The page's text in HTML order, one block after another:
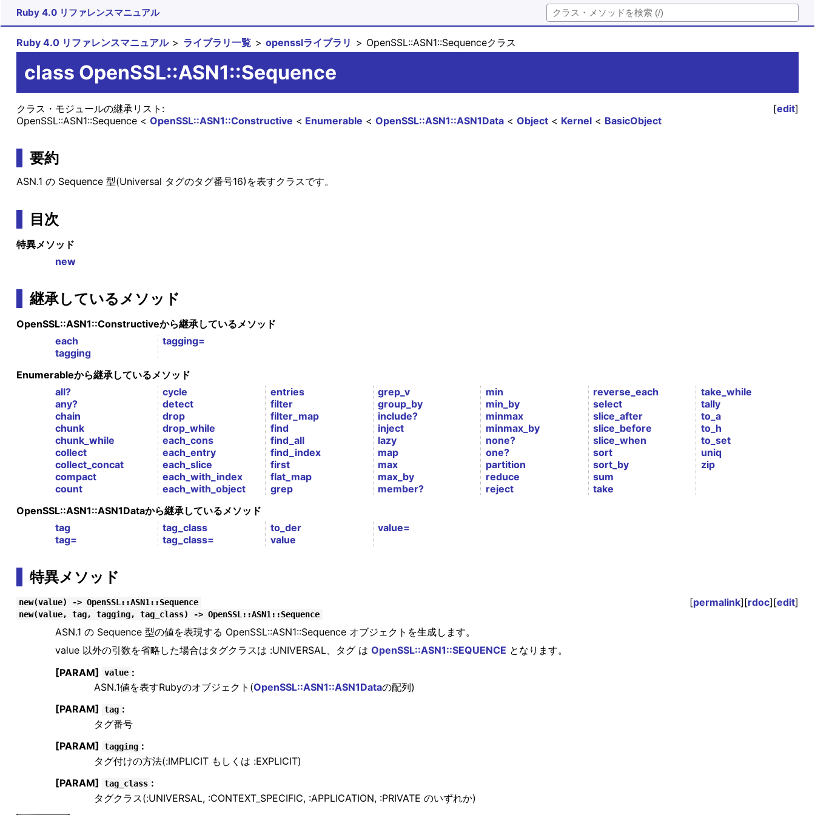
Ruby 4.0 リファレンスマニュアル
Ruby 4.0 リファレンスマニュアル ライブラリ一覧 opensslライブラリ OpenSSL::ASN1::Sequenceクラス
class OpenSSL::ASN1::Sequence
[edit]
クラス・モジュールの継承リスト:
BasicObject
Kernel
Object
OpenSSL::ASN1::ASN1Data
Enumerable
OpenSSL::ASN1::Constructive
OpenSSL::ASN1::Sequence
要約
ASN.1 の Sequence 型(Universal タグのタグ番号16)を表すクラスです。
目次
特異メソッド
new
継承しているメソッド
OpenSSL::ASN1::Constructiveから継承しているメソッド
each
tagging
tagging=
Enumerableから継承しているメソッド
all?
any?
chain
chunk
chunk_while
collect
collect_concat
compact
count
cycle
detect
drop
drop_while
each_cons
each_entry
each_slice
each_with_index
each_with_object
entries
filter
filter_map
find
find_all
find_index
first
flat_map
grep
grep_v
group_by
include?
inject
lazy
map
max
max_by
member?
min
min_by
minmax
minmax_by
none?
one?
partition
reduce
reject
reverse_each
select
slice_after
slice_before
slice_when
sort
sort_by
sum
take
take_while
tally
to_a
to_h
to_set
uniq
zip
OpenSSL::ASN1::ASN1Dataから継承しているメソッド
tag
tag=
tag_class
tag_class=
to_der
value
value=
特異メソッド
new(value) -> OpenSSL::ASN1::Sequence [permalink][rdoc][edit]
new(value, tag, tagging, tag_class) -> OpenSSL::ASN1::Sequence
ASN.1 の Sequence 型の値を表現する OpenSSL::ASN1::Sequence オブジェクトを生成します。
value 以外の引数を省略した場合はタグクラスは :UNIVERSAL、タグ は OpenSSL::ASN1::SEQUENCE となります。
[PARAM]
value :
ASN.1値を表すRubyのオブジェクト(OpenSSL::ASN1::ASN1Dataの配列)
[PARAM]
tag :
タグ番号
[PARAM]
tagging :
タグ付けの方法(:IMPLICIT もしくは :EXPLICIT)
[PARAM]
tag_class :
タグクラス(:UNIVERSAL, :CONTEXT_SPECIFIC, :APPLICATION, :PRIVATE のいずれか)